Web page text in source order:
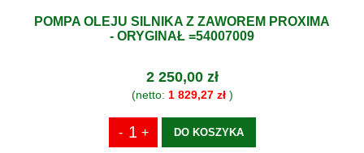
POMPA OLEJU SILNIKA Z ZAWOREM PROXIMA
- ORYGINAŁ =54007009
2 250,00 zł
(netto: 1 829,27 zł)
DO KOSZYKA